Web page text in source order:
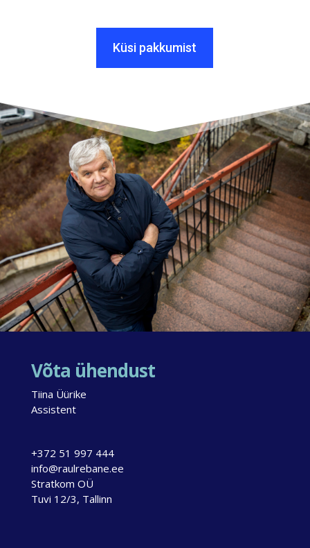
Küsi pakkumist
Võta ühendust
Tiina Üürike
Assistent
+372 51 997 444
info@raulrebane.ee
Stratkom OÜ
Tuvi 12/3, Tallinn